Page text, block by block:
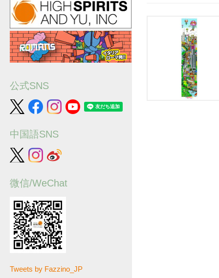
公式SNS
中国語SNS
微信/WeChat
Tweets by Fazzino_JP